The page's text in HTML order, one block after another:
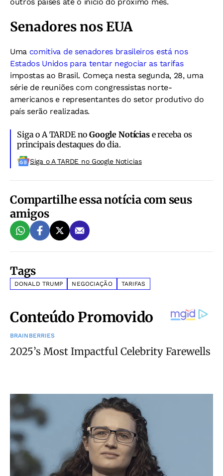
Senadores nos EUA
Uma comitiva de senadores brasileiros está nos
Estados Unidos para tentar negociar as tarifas
impostas ao Brasil. Começa nesta segunda, 28, uma
série de reuniões com congressistas norte-
americanos e representantes do setor produtivo do
país serão realizadas.
Siga o A TARDE noGoogle Notíciase receba os
principais destaques do dia.
Siga o A TARDE no Google Noticias
Compartilhe essa notícia com seus
amigos
Tags
DONALD TRUMP NEGOCIAÇÃO TARIFAS